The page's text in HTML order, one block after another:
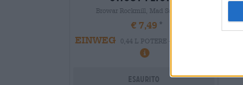
Browar Rockmill, Mad Scientist
€ 7,49
EINWEG
0,44 L POTERE - € 17,02 / LTR
Esaurito